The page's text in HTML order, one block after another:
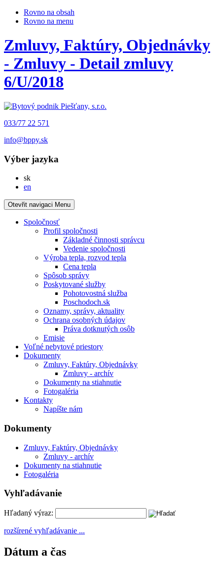
Rovno na obsah
Rovno na menu
Zmluvy, Faktúry, Objednávky
- Zmluvy - Detail zmluvy
6/U/2018
033/77 22 571
info@bppy.sk
Výber jazyka
skSlovensky
en
Otevřit navigaci Menu
Spoločnosť
Profil spoločnosti
Základné činnosti správcu
Vedenie spoločnosti
Výroba tepla, rozvod tepla
Cena tepla
Spôsob správy
Poskytované služby
Pohotovostná služba
Poschodoch.sk
Oznamy, správy, aktuality
Ochrana osobných údajov
Práva dotknutých osôb
Emisie
Voľné nebytové priestory
Dokumenty
Zmluvy, Faktúry, Objednávky
Zmluvy - archív
Dokumenty na stiahnutie
Fotogaléria
Kontakty
Napíšte nám
Dokumenty
Zmluvy, Faktúry, Objednávky
Zmluvy - archív
Dokumenty na stiahnutie
Fotogaléria
Vyhľadávanie
Hľadaný výraz:
rozšírené vyhľadávanie ...
Dátum a čas